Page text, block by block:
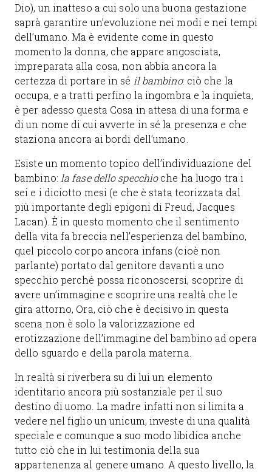
Dio), un inatteso a cui solo una buona gestazione
saprà garantire un’evoluzione nei modi e nei tempi
dell’umano. Ma è evidente come in questo
momento la donna, che appare angosciata,
impreparata alla cosa, non abbia ancora la
certezza di portare in sé il bambino: ciò che la
occupa, e a tratti perfino la ingombra e la inquieta,
è per adesso questa Cosa in attesa di una forma e
di un nome di cui avverte in sé la presenza e che
staziona ancora ai bordi dell’umano.
Esiste un momento topico dell’individuazione del
bambino: la fase dello specchioche ha luogo tra i
sei e i diciotto mesi (e che è stata teorizzata dal
più importante degli epigoni di Freud, Jacques
Lacan). È in questo momento che il sentimento
della vita fa breccia nell’esperienza del bambino,
quel piccolo corpo ancora infans (cioè non
parlante) portato dal genitore davanti a uno
specchio perché possa riconoscersi, scoprire di
avere un’immagine e scoprire una realtà che le
gira attorno, Ora, ciò che è decisivo in questa
scena non è solo la valorizzazione ed
erotizzazione dell’immagine del bambino ad opera
dello sguardo e della parola materna.
In realtà si riverbera su di lui un elemento
identitario ancora più sostanziale per il suo
destino di uomo. La madre infatti non si limita a
vedere nel figlio un unicum, investe di una qualità
speciale e comunque a suo modo libidica anche
tutto ciò che in lui testimonia della sua
appartenenza al genere umano. A questo livello, la